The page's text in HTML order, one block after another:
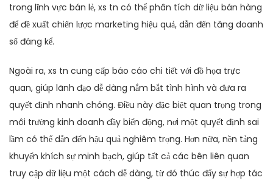
trong lĩnh vực bán lẻ, xs tn có thể phân tích dữ liệu bán hàng
để đề xuất chiến lược marketing hiệu quả, dẫn đến tăng doanh
số đáng kể.
Ngoài ra, xs tn cung cấp báo cáo chi tiết với đồ họa trực
quan, giúp lãnh đạo dễ dàng nắm bắt tình hình và đưa ra
quyết định nhanh chóng. Điều này đặc biệt quan trọng trong
môi trường kinh doanh đầy biến động, nơi một quyết định sai
lầm có thể dẫn đến hậu quả nghiêm trọng. Hơn nữa, nền tảng
khuyến khích sự minh bạch, giúp tất cả các bên liên quan
truy cập dữ liệu một cách dễ dàng, từ đó thúc đẩy sự hợp tác